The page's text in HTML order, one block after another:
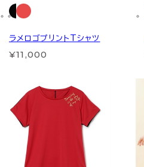
ラメロゴプリントTシャツ
¥11,000